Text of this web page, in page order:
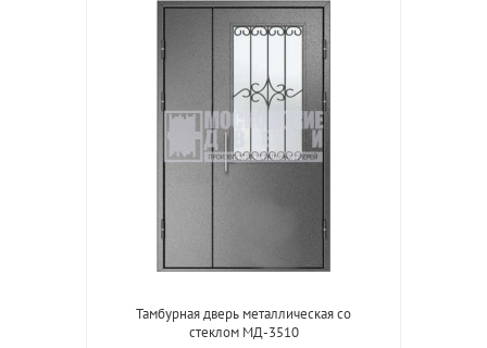
Тамбурная дверь металлическая со
стеклом МД-3510